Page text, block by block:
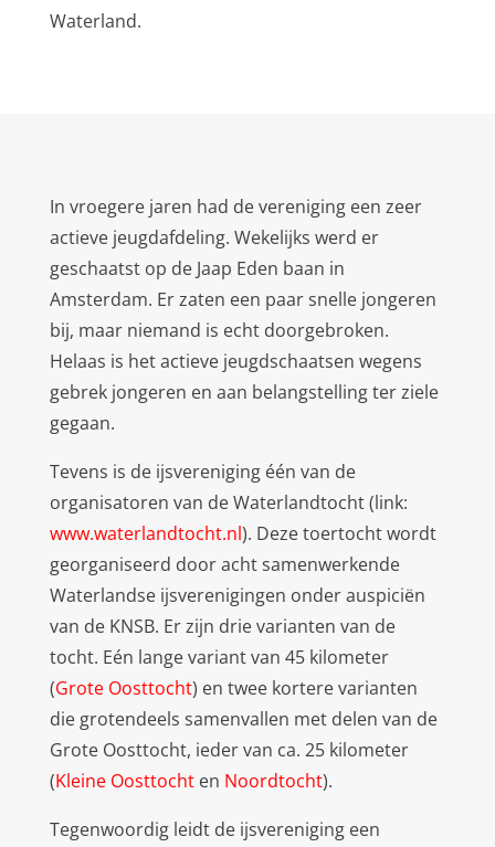
Waterland.
In vroegere jaren had de vereniging een zeer
actieve jeugdafdeling. Wekelijks werd er
geschaatst op de Jaap Eden baan in
Amsterdam. Er zaten een paar snelle jongeren
bij, maar niemand is echt doorgebroken.
Helaas is het actieve jeugdschaatsen wegens
gebrek jongeren en aan belangstelling ter ziele
gegaan.
Tevens is de ijsvereniging één van de
organisatoren van de Waterlandtocht (link:
www.waterlandtocht.nl). Deze toertocht wordt
georganiseerd door acht samenwerkende
Waterlandse ijsverenigingen onder auspiciën
van de KNSB. Er zijn drie varianten van de
tocht. Eén lange variant van 45 kilometer
(Grote Oosttocht) en twee kortere varianten
die grotendeels samenvallen met delen van de
Grote Oosttocht, ieder van ca. 25 kilometer
(Kleine Oosttochten Noordtocht).
Tegenwoordig leidt de ijsvereniging een